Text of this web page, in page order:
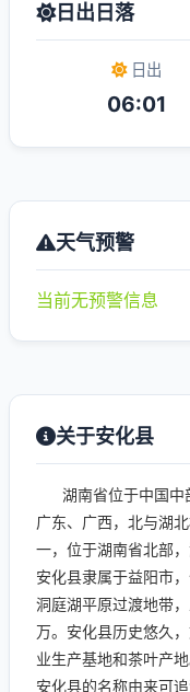
日出日落
日出
06:01
天气预警
当前无预警信息
关于安化县
湖南省位于中国中
广东、广西，北与湖
一，位于湖南省北部
安化县隶属于益阳市
洞庭湖平原过渡地带
万。安化县历史悠久
业生产基地和茶叶产地
安化县的名称由来可